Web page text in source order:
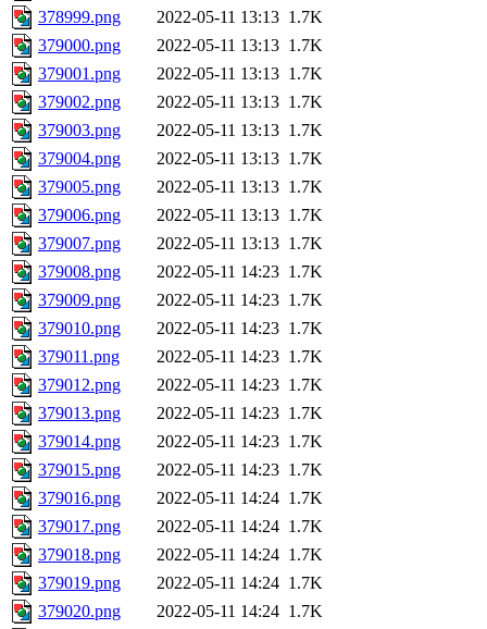
378999.png
2022-05-11 13:13 1.7K
379000.png
2022-05-11 13:13 1.7K
379001.png
2022-05-11 13:13 1.7K
379002.png
2022-05-11 13:13 1.7K
379003.png
2022-05-11 13:13 1.7K
379004.png
2022-05-11 13:13 1.7K
379005.png
2022-05-11 13:13 1.7K
379006.png
2022-05-11 13:13 1.7K
379007.png
2022-05-11 13:13 1.7K
379008.png
2022-05-11 14:23 1.7K
379009.png
2022-05-11 14:23 1.7K
379010.png
2022-05-11 14:23 1.7K
379011.png
2022-05-11 14:23 1.7K
379012.png
2022-05-11 14:23 1.7K
379013.png
2022-05-11 14:23 1.7K
379014.png
2022-05-11 14:23 1.7K
379015.png
2022-05-11 14:23 1.7K
379016.png
2022-05-11 14:24 1.7K
379017.png
2022-05-11 14:24 1.7K
379018.png
2022-05-11 14:24 1.7K
379019.png
2022-05-11 14:24 1.7K
379020.png
2022-05-11 14:24 1.7K